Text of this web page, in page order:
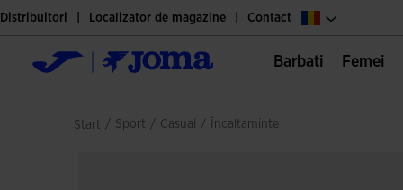
Distribuitori Localizator de magazine Contact
Barbati Femei
Start / sport / casual / încaltaminte